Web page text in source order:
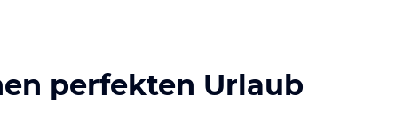
perfekten Urlaub